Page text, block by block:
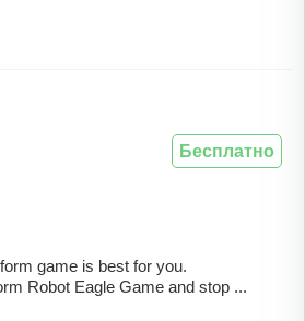
game is best for you.
Robot Eagle Game and stop ...
Бесплатно